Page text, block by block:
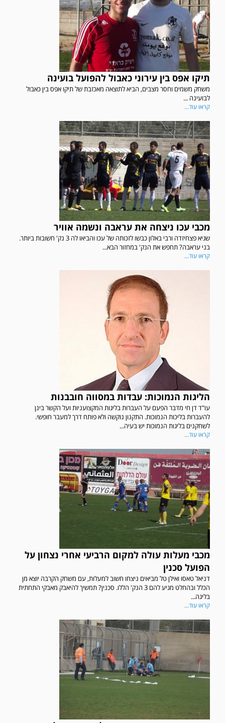
תיקו אפס בין עירוני כאבול להפועל בועינה
משחק משמים וחסר מצבים, הביא לתוצאה מאכזבת של תיקו אפס בין כאבול
לבועינה ...
קראו עוד...
מכבי עכו ניצחה את עראבה ונשמה אוויר
שגיא פצחיזדה ורבי באלון כבשו לזכותה של עכו והביאו לה 3 נק' חשובות ביותר.
בני עראבה? תחפש את הנק' במחזור הבא...
קראו עוד...
הליגות הנמוכות: עבדות במסווה חובבנות
עו"ד דן חי מדבר הפעם על העברות בליגות המקצועניות ועל הקשר בינן
להעברות בליכות הנמוכות. התקנון נוקשה ולא פותח דרך למעבר חופשי.
לשחקנים בליגות הנמוכות יש בעיה...
קראו עוד...
מכבי מעלות עולה למקום הרביעי אחרי נצחון על
הפועל סכנין
דניאל טאסו ואילן טל מביאים ניצחו חשוב למעלות, עם משחק הקרבה יוצא מן
הכלל ובהחלט מגיע להם 3 הנק' הללו. סכנין? תמשיך להיאבק מאבקי התחתית
בליגה...
קראו עוד...